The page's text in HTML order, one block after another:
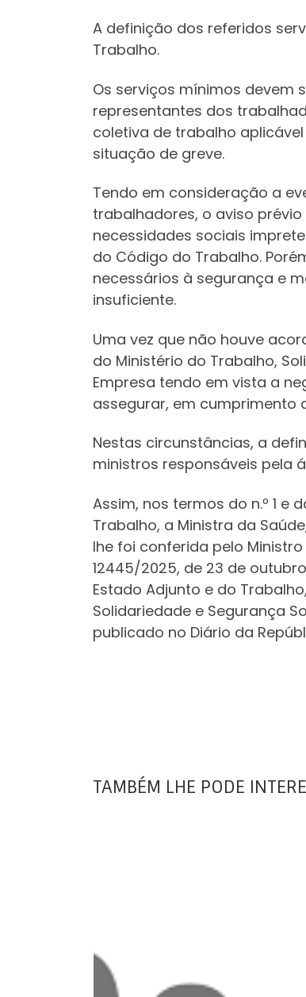
A definição dos referidos
Trabalho.
Os serviços mínimos
representantes dos
coletiva de trabalho
situação de greve.
Tendo em consideração a
trabalhadores, o aviso
necessidades sociais
do Código do Trabalho.
necessários à segurança e
insuficiente.
Uma vez que não houve
do Ministério do Trabalho,
Empresa tendo em vista a
assegurar, em cumprimento
Nestas circunstâncias, a
ministros responsáveis pela
Assim, nos termos do n.º 1 e
Trabalho, a Ministra da
lhe foi conferida pelo
12445/2025, de 23 de
Estado Adjunto e do
Solidariedade e Segurança
publicado no Diário da
TAMBÉM LHE PODE